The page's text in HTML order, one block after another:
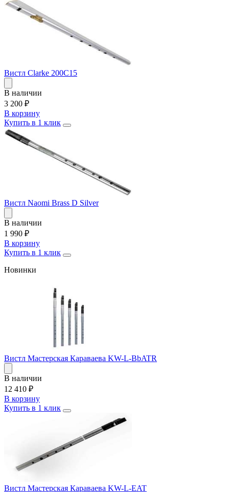
Вистл Clarke 200C15
В наличии
3 200 ₽
В корзину
Купить в 1 клик
Вистл Naomi Brass D Silver
В наличии
1 990 ₽
В корзину
Купить в 1 клик
Новинки
Вистл Мастерская Караваева KW-L-BbATR
В наличии
12 410 ₽
В корзину
Купить в 1 клик
Вистл Мастерская Караваева KW-L-EAT